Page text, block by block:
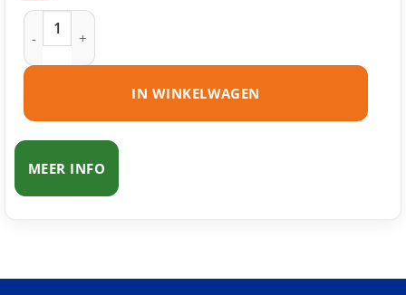
HP 305X (CE410X) toner zwart huismerk aantal
IN WINKELWAGEN
MEER INFO